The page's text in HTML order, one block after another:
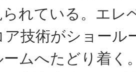
られている。エレ
ア技術がショー
ームへたどり着く